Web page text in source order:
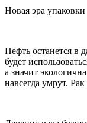
Новая эра упаковки
Нефть останется в
будет
а значит
навсегда умрут.